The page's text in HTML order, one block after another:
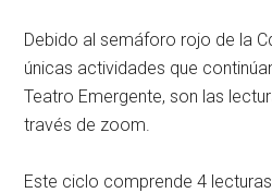
Debido al semáforo rojo de la
únicas actividades que
Teatro Emergente, son las
través de zoom.
Este ciclo comprende 4